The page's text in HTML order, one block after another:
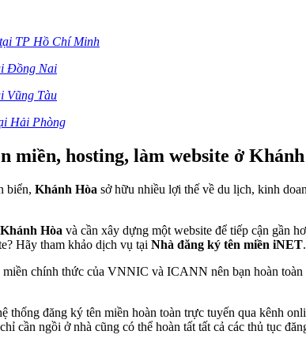
TP Hồ Chí Minh
Đồng Nai
Vũng Tàu
Hải Phòng
miền, hosting, làm website ở
biển, Khánh Hòa sở hữu nhiều lợi thế về du lịch, kinh
Hòa và cần xây dựng một website để tiếp cận gần
Hãy tham khảo dịch vụ tại Nhà đăng ký tên miền iNET.
chính thức của VNNIC và ICANN nên bạn hoàn
thống đăng ký tên miền hoàn toàn trực tuyến qua kênh
cần ngồi ở nhà cũng có thể hoàn tất tất cả các thủ tục